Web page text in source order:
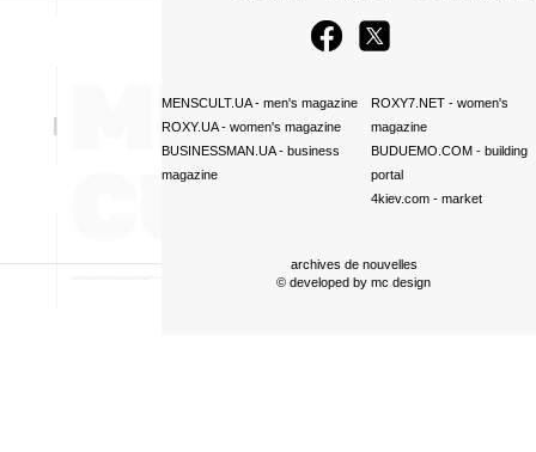
MENSCULT.UA- men's magazine
ROXY.UA- women's magazine
BUSINESSMAN.UA- business
magazine
ROXY7.NET- women's
magazine
BUDUEMO.COM- building
portal
4kiev.com- market
archives de nouvelles
© developed by mc design